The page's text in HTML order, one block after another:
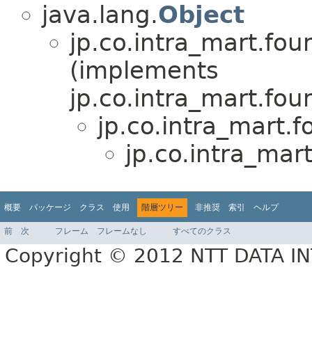
java.lang.Object
(implements
概要 パッケージ クラス 使用 階層ツリー 非推奨 索引 ヘルプ
前 次 フレーム フレームなし すべてのクラス
Copyright © 2012 NTT DATA